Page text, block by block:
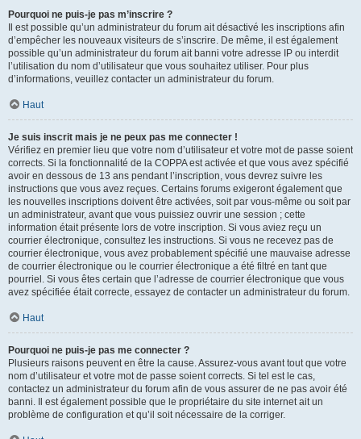
Pourquoi ne puis-je pas m’inscrire ?
Il est possible qu’un administrateur du forum ait désactivé les inscriptions afin
d’empêcher les nouveaux visiteurs de s’inscrire. De même, il est également
possible qu’un administrateur du forum ait banni votre adresse IP ou interdit
l’utilisation du nom d’utilisateur que vous souhaitez utiliser. Pour plus
d’informations, veuillez contacter un administrateur du forum.
Haut
Je suis inscrit mais je ne peux pas me connecter !
Vérifiez en premier lieu que votre nom d’utilisateur et votre mot de passe soient
corrects. Si la fonctionnalité de la COPPA est activée et que vous avez spécifié
avoir en dessous de 13 ans pendant l’inscription, vous devrez suivre les
instructions que vous avez reçues. Certains forums exigeront également que
les nouvelles inscriptions doivent être activées, soit par vous-même ou soit par
un administrateur, avant que vous puissiez ouvrir une session ; cette
information était présente lors de votre inscription. Si vous aviez reçu un
courrier électronique, consultez les instructions. Si vous ne recevez pas de
courrier électronique, vous avez probablement spécifié une mauvaise adresse
de courrier électronique ou le courrier électronique a été filtré en tant que
pourriel. Si vous êtes certain que l’adresse de courrier électronique que vous
avez spécifiée était correcte, essayez de contacter un administrateur du forum.
Haut
Pourquoi ne puis-je pas me connecter ?
Plusieurs raisons peuvent en être la cause. Assurez-vous avant tout que votre
nom d’utilisateur et votre mot de passe soient corrects. Si tel est le cas,
contactez un administrateur du forum afin de vous assurer de ne pas avoir été
banni. Il est également possible que le propriétaire du site internet ait un
problème de configuration et qu’il soit nécessaire de la corriger.